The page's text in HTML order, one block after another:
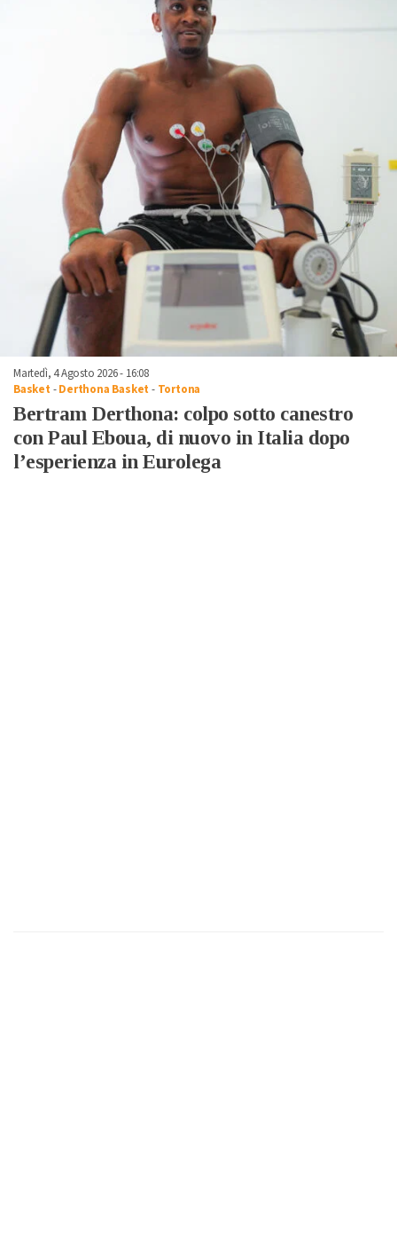
Martedì, 4 Agosto 2026 - 16:08
Basket -Derthona Basket - Tortona
Bertram Derthona: colpo sotto canestro
con Paul Eboua, di nuovo in Italia dopo
l’esperienza in Eurolega